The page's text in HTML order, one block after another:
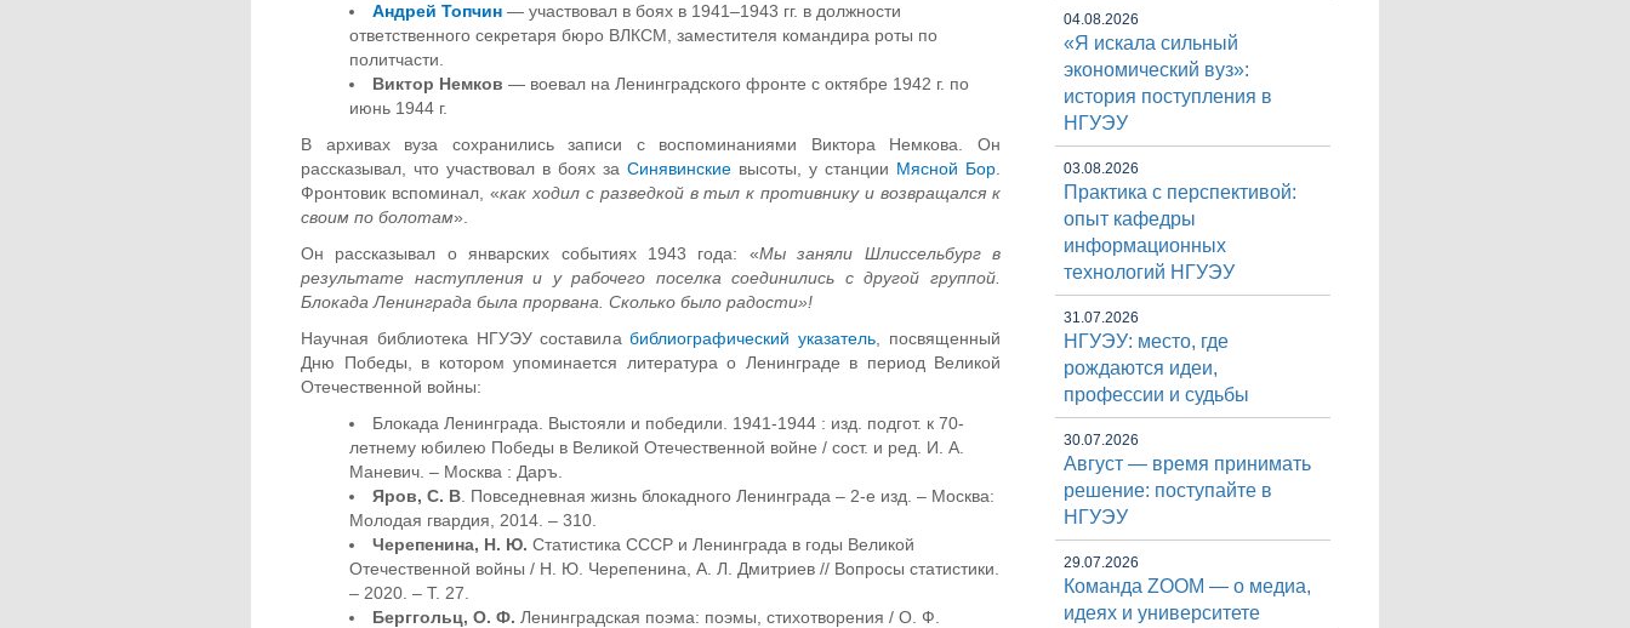
Андрей Топчин — участвовал в боях в 1941–1943 гг. в должности
ответственного секретаря бюро ВЛКСМ, заместителя командира роты по
политчасти.
Виктор Немков — воевал на Ленинградского фронте с октябре 1942 г. по
июнь 1944 г.
В архивах вуза сохранились записи с воспоминаниями Виктора Немкова. Он
рассказывал, что участвовал в боях за Синявинские высоты, у станции Мясной Бор
Фронтовик вспоминал, «как ходил с разведкой в тыл к противнику и возвращался к
своим по болотам».
Он рассказывал о январских событиях 1943 года: «Мы заняли Шлиссельбург в
результате наступления и у рабочего поселка соединились с другой группой.
Блокада Ленинграда была прорвана. Сколько было радости»!
Научная библиотека НГУЭУ составилабиблиографический указатель , посвященный
Дню Победы, в котором упоминается литература о Ленинграде в период Великой
Отечественной войны:
Блокада Ленинграда. Выстояли и победили. 1941-1944 : изд. подгот. к 70-
летнему юбилею Победы в Великой Отечественной войне / сост. и ред. И. А.
Маневич. – Москва : Даръ.
Яров, С. В . Повседневная жизнь блокадного Ленинграда – 2-е изд. – Москва:
Молодая гвардия, 2014. – 310.
Черепенина, Н. Ю. Статистика СССР и Ленинграда в годы Великой
Отечественной войны / Н. Ю. Черепенина, А. Л. Дмитриев // Вопросы статистики.
– 2020. – Т. 27.
Берггольц, О. Ф. Ленинградская поэма: поэмы, стихотворения / О. Ф.
04.08.2026
«Я искала сильный
экономический вуз»:
история поступления в
НГУЭУ
03.08.2026
Практика с перспективой:
опыт кафедры
информационных
технологий НГУЭУ
31.07.2026
НГУЭУ: место, где
рождаются идеи,
профессии и судьбы
30.07.2026
Август — время принимать
решение: поступайте в
НГУЭУ
29.07.2026
Команда ZOOM — о медиа,
идеях и университете